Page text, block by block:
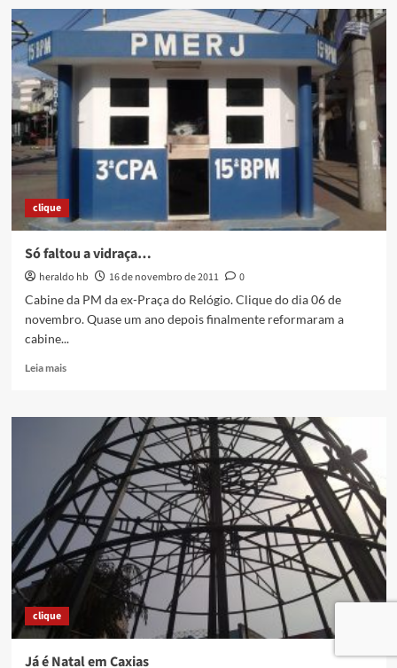
Rally
da
o
clique
Só faltou a vidraça…
heraldo hb 16 de novembro de 2011
0
Cabine da PM da ex-Praça do Relógio. Clique do dia 06 de
novembro. Quase um ano depois finalmente reformaram a
cabine...
Leia maisRead
Só
vidraça…
clique
Já é Natal em Caxias